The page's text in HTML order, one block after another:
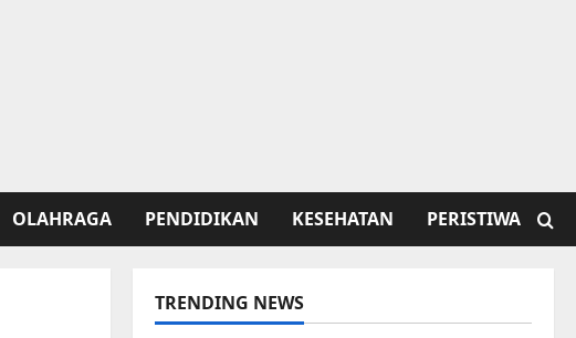
OLAHRAGA PENDIDIKAN KESEHATAN PERISTIWA
TRENDING NEWS